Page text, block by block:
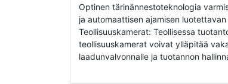
Optinen tärinännestoteknologia
ja automaattisen ajamisen
Teollisuuskamerat: Teollisessa
teollisuuskamerat voivat ylläpitää
laadunvalvonnalle ja tuotannon